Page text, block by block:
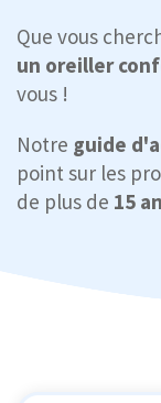
Que vous
un oreiller
vous !
Notre guide
point sur les
de plus de 15